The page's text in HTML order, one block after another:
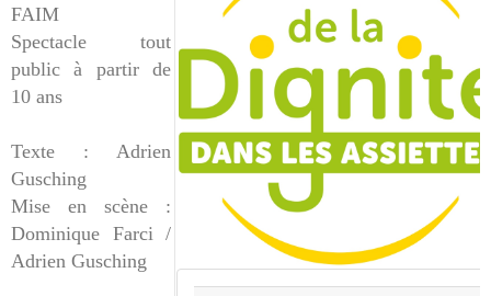
FAIM
Spectacle tout
public à partir de
10 ans
Texte : Adrien
Gusching
Mise en scène :
Dominique Farci /
Adrien Gusching